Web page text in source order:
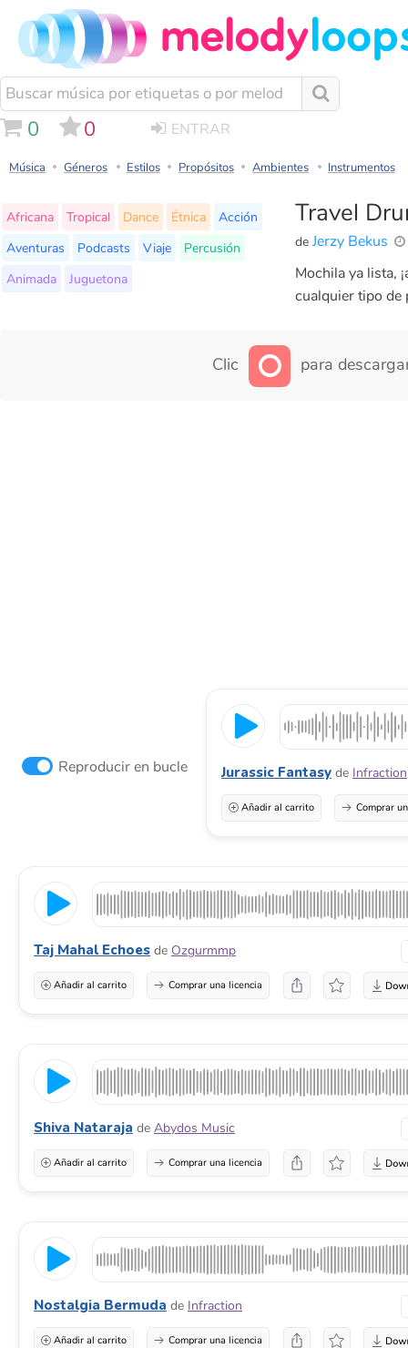
0 0 ENTRAR
Música Géneros Estilos Propósitos Ambientes Instrumentos
Travel
de Jerzy Bekus
Africana Tropical Dance Étnica
Acción
Aventuras
Podcasts Viaje
Percusión
Animada
Juguetona
Mochila ya lista,
cualquier tipo de
Clic para
Reproducir en bucle Jurassic Fantasy de Infraction
Añadir al carrito Comprar
Taj Mahal Echoes de Ozgurmmp
Añadir al carrito Comprar una licencia
Shiva Nataraja de Abydos Music
Añadir al carrito Comprar una licencia
Nostalgia Bermuda de Infraction
Añadir al carrito Comprar una licencia